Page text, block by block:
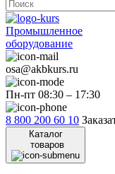
Промышленное
оборудование
osa@akbkurs.ru
Пн-пт 08:30 – 17:30
8 800 200 60 10
Каталог
товаров